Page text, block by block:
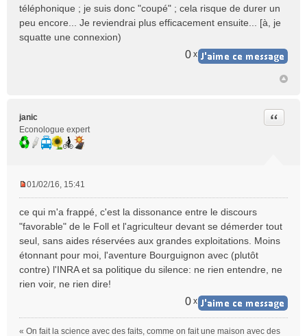
téléphonique ; je suis donc "coupé" ; cela risque de durer un
peu encore... Je reviendrai plus efficacement ensuite... [à, je
squatte une connexion)
0 x
janic
Econologue expert
Citer
s
s
a
g
e
l
u
01/02/16, 15:41
ce qui m'a frappé, c'est la dissonance entre le discours
"favorable" de le Foll et l'agriculteur devant se démerder tout
seul, sans aides réservées aux grandes exploitations. Moins
étonnant pour moi, l'aventure Bourguignon avec (plutôt
contre) l'INRA et sa politique du silence: ne rien entendre, ne
rien voir, ne rien dire!
0 x
« On fait la science avec des faits, comme on fait une maison avec des